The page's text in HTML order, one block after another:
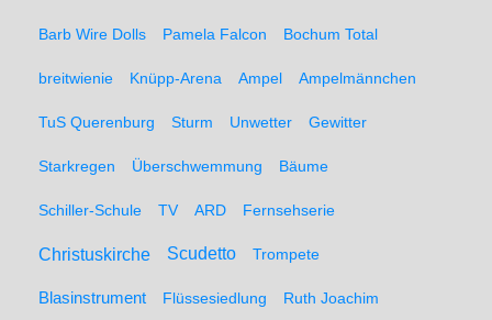
Barb Wire Dolls Pamela Falcon Bochum Total
breitwienie Knüpp-Arena Ampel Ampelmännchen
TuS Querenburg Sturm Unwetter Gewitter
Starkregen Überschwemmung Bäume
Schiller-Schule TV ARD Fernsehserie
Christuskirche Scudetto Trompete
Blasinstrument Flüssesiedlung Ruth Joachim